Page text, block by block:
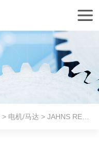
> 电机/马达 > JAHNS REGULATOREN泵马达电机